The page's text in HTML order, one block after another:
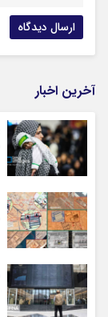
آخرین اخبار